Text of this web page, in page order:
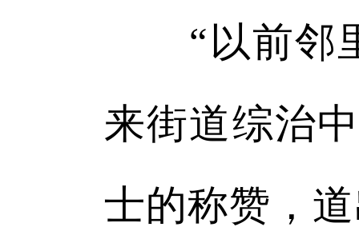
“以前邻里
来街道综治
士的称赞，